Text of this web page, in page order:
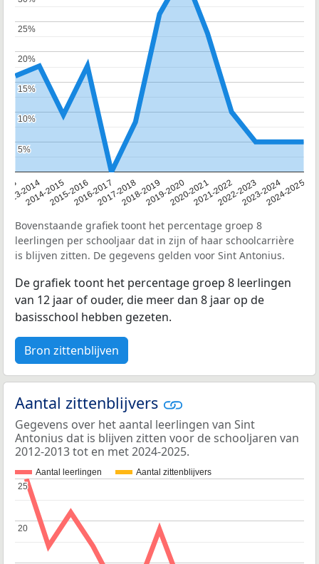
2013-20142014-20152015-20162016-20172017-20182018-20192019-20202020-20212021-20222022-20232023-20242024-2025
5%
5%
10%
10%
15%
15%
20%
20%
25%
25%
Bovenstaande grafiek toont het percentage groep 8
leerlingen per schooljaar dat in zijn of haar schoolcarrière
is blijven zitten. De gegevens gelden voor Sint Antonius.
De grafiek toont het percentage groep 8 leerlingen
van 12 jaar of ouder, die meer dan 8 jaar op de
basisschool hebben gezeten.
Bron zittenblijven
Aantal zittenblijvers
Gegevens over het aantal leerlingen van Sint
Antonius dat is blijven zitten voor de schooljaren van
2012-2013 tot en met 2024-2025.
Aantal leerlingen Aantal zittenblijvers
20
20
25
25